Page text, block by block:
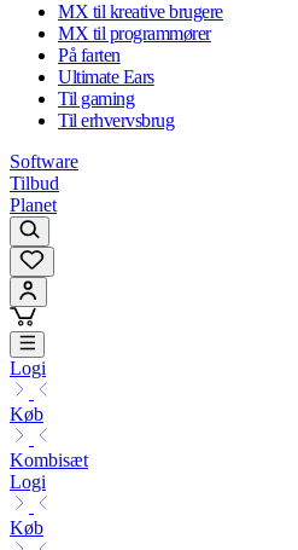
MX til kreative brugere
MX til programmører
På farten
Ultimate Ears
Til gaming
Til erhvervsbrug
Software
Tilbud
Planet
Logi
Køb
Kombisæt
Logi
Køb